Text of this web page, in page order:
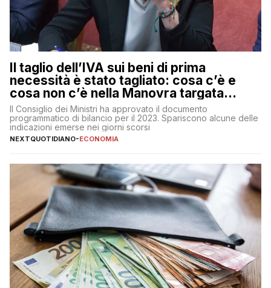
Il taglio dell’IVA sui beni di prima
necessità è stato tagliato: cosa c’è e
cosa non c’è nella Manovra targata
Meloni
Il Consiglio dei Ministri ha approvato il documento
programmatico di bilancio per il 2023. Spariscono alcune delle
indicazioni emerse nei giorni scorsi
NEXTQUOTIDIANO-ECONOMIA